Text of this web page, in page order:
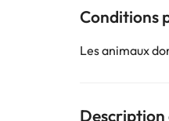
Conditions
Les animaux
Description